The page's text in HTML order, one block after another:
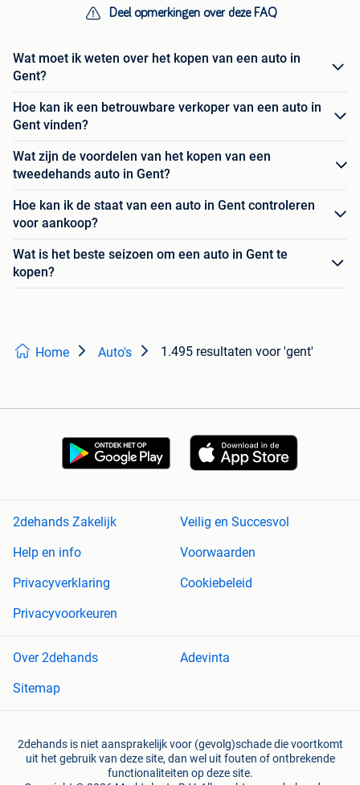
Deel opmerkingen over deze FAQ
Wat moet ik weten over het kopen van een auto in
Gent?
Hoe kan ik een betrouwbare verkoper van een auto in
Gent vinden?
Wat zijn de voordelen van het kopen van een
tweedehands auto in Gent?
Hoe kan ik de staat van een auto in Gent controleren
voor aankoop?
Wat is het beste seizoen om een auto in Gent te
kopen?
Home Auto's 1.495 resultaten voor 'gent'
2dehands Zakelijk
Veilig en Succesvol
Help en info
Voorwaarden
Privacyverklaring
Cookiebeleid
Privacyvoorkeuren
Over 2dehands
Adevinta
Sitemap
2dehands is niet aansprakelijk voor (gevolg)schade die voortkomt
uit het gebruik van deze site, dan wel uit fouten of ontbrekende
functionaliteiten op deze site.